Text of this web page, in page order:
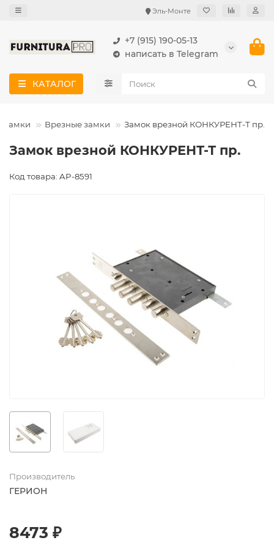
Эль-Монте
+7 (915) 190-05-13
написать в Telegram
КАТАЛОГ
замки Врезные замки Замок врезной КОНКУРЕНТ-Т пр.
Замок врезной КОНКУРЕНТ-Т пр.
Код товара: AP-8591
Производитель
ГЕРИОН
8473 ₽